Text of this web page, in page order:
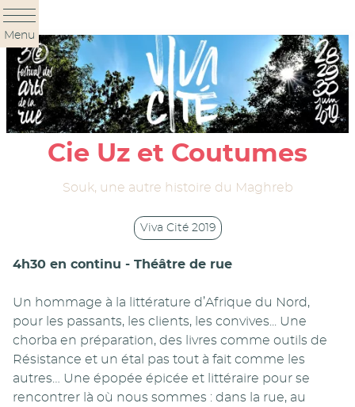
Panneau de gestion des cookies
Menu
Cie Uz et Coutumes
Souk, une autre histoire du Maghreb
Viva Cité 2019
4h30 en continu - Théâtre de rue
Un hommage à la littérature d’Afrique du Nord,
pour les passants, les clients, les convives... Une
chorba en préparation, des livres comme outils de
Résistance et un étal pas tout à fait comme les
autres… Une épopée épicée et littéraire pour se
rencontrer là où nous sommes : dans la rue, au